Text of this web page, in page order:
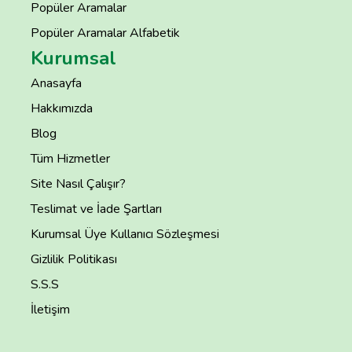
Popüler Aramalar
Popüler Aramalar Alfabetik
Kurumsal
Anasayfa
Hakkımızda
Blog
Tüm Hizmetler
Site Nasıl Çalışır?
Teslimat ve İade Şartları
Kurumsal Üye Kullanıcı Sözleşmesi
Gizlilik Politikası
S.S.S
İletişim